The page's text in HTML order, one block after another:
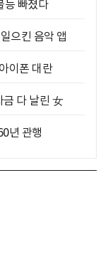
능 빠졌다
으킨 음악 앱
이폰 대란
다 날린 女
년 관행